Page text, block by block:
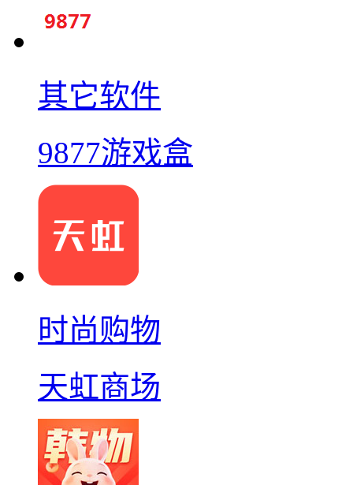
其它软件
9877游戏盒
时尚购物
天虹商场